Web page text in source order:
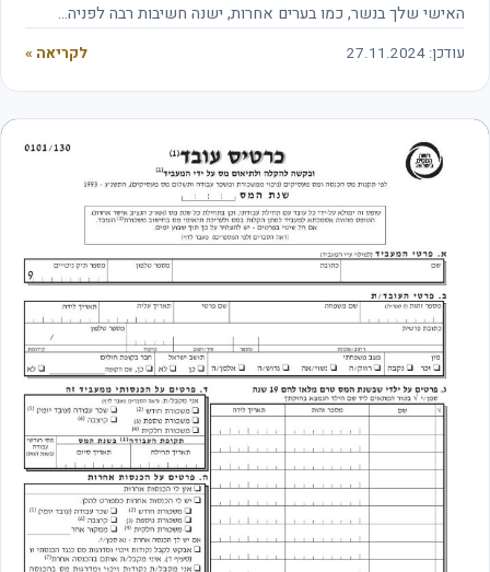
האישי שלך בנשר, כמו בערים אחרות, ישנה חשיבות רבה לפניה…
עודכן: 27.11.2024 לקריאה »